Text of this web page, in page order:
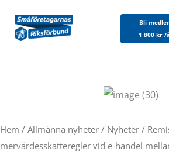
innehåll
Bli
1 800 kr /
Hem / Allmänna nyheter / Nyheter /
mervärdesskatteregler vid e-handel